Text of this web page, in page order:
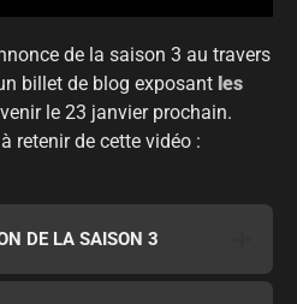
de la saison 3 au travers
billet de blog exposant les
le 23 janvier prochain.
retenir de cette vidéo :
DE LA SAISON 3